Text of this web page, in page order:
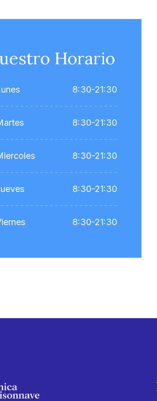
Horario
8:30-21:30
8:30-21:30
8:30-21:30
8:30-21:30
8:30-21:30